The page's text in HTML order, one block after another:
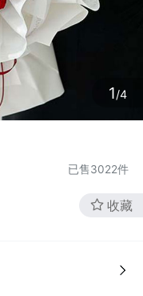
1/4
已售3022件
收藏